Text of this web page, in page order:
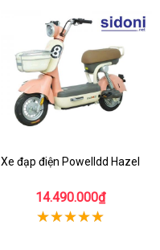
Xe đạp điện Powelldd Hazel
14.490.000₫